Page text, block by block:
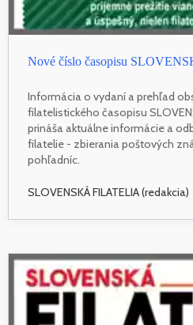
Nové číslo časopisu
Informácia o vydaní a prehľad
filatelistického časopisu
prináša aktuálne informácie a
filatelie - zbierania poštových
pohľadníc.
SLOVENSKÁ FILATELIA (redakcia)